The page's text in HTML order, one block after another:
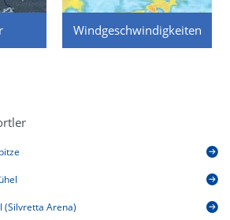
Windgeschwindigkeiten
(Silvretta Arena)